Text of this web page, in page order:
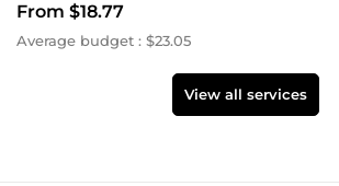
backlinks
From $18.77
Average budget : $23.05
View all services